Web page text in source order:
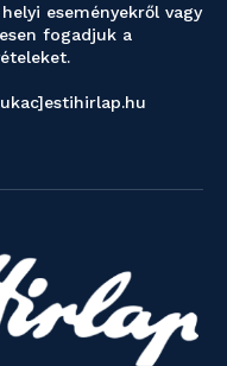
eseményekről vagy
fogadjuk a